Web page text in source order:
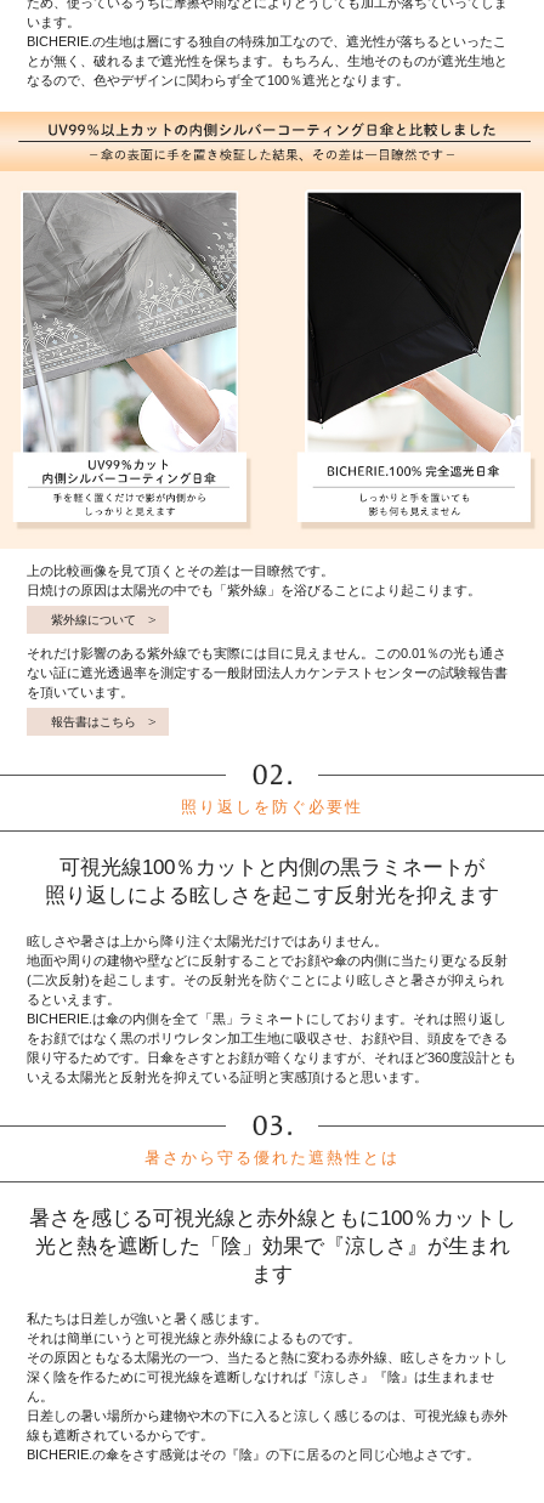
います。
BICHERIE.の生地は層にする独自の特殊加工なので、遮光性が落ちるといったこ
とが無く、破れるまで遮光性を保ちます。もちろん、生地そのものが遮光生地と
なるので、色やデザインに関わらず全て100％遮光となります。
上の比較画像を見て頂くとその差は一目瞭然です。
日焼けの原因は太陽光の中でも「紫外線」を浴びることにより起こります。
紫外線について
それだけ影響のある紫外線でも実際には目に見えません。この0.01％の光も通さ
ない証に遮光透過率を測定する一般財団法人カケンテストセンターの試験報告書
を頂いています。
報告書はこちら
照り返しを防ぐ必要性
可視光線100％カットと内側の黒ラミネートが
照り返しによる眩しさを起こす反射光を抑えます
眩しさや暑さは上から降り注ぐ太陽光だけではありません。
地面や周りの建物や壁などに反射することでお顔や傘の内側に当たり更なる反射
(二次反射)を起こします。その反射光を防ぐことにより眩しさと暑さが抑えられ
るといえます。
BICHERIE.は傘の内側を全て「黒」ラミネートにしております。それは照り返し
をお顔ではなく黒のポリウレタン加工生地に吸収させ、お顔や目、頭皮をできる
限り守るためです。日傘をさすとお顔が暗くなりますが、それほど360度設計とも
いえる太陽光と反射光を抑えている証明と実感頂けると思います。
暑さから守る優れた遮熱性とは
暑さを感じる可視光線と赤外線ともに100％カットし
光と熱を遮断した「陰」効果で『涼しさ』が生まれ
ます
私たちは日差しが強いと暑く感じます。
それは簡単にいうと可視光線と赤外線によるものです。
その原因ともなる太陽光の一つ、当たると熱に変わる赤外線、眩しさをカットし
深く陰を作るために可視光線を遮断しなければ『涼しさ』『陰』は生まれませ
ん。
日差しの暑い場所から建物や木の下に入ると涼しく感じるのは、可視光線も赤外
線も遮断されているからです。
BICHERIE.の傘をさす感覚はその『陰』の下に居るのと同じ心地よさです。